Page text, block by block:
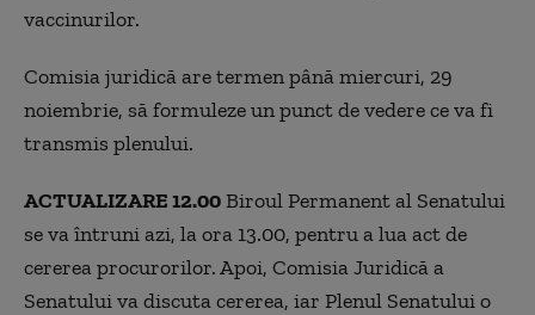
vaccinurilor.
Comisia juridică are termen până miercuri, 29
noiembrie, să formuleze un punct de vedere ce va fi
transmis plenului.
ACTUALIZARE 12.00Biroul Permanent al Senatului
se va întruni azi, la ora 13.00, pentru a lua act de
cererea procurorilor. Apoi, Comisia Juridică a
Senatului va discuta cererea, iar Plenul Senatului o